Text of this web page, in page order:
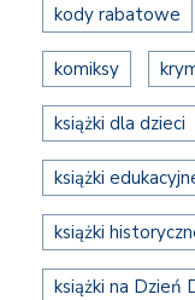
kody rabatowe
komiksy
książki dla dzieci
książki
książki
książki na Dzień